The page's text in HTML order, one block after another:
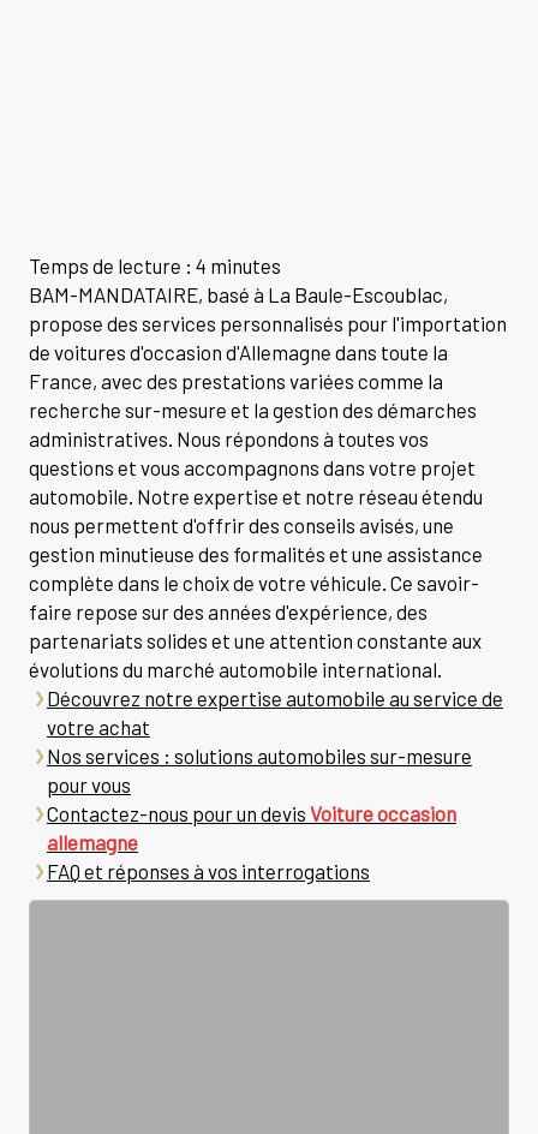
Temps de lecture : 4 minutes
BAM-MANDATAIRE, basé à La Baule-Escoublac,
propose des services personnalisés pour l'importation
de voitures d'occasion d'Allemagne dans toute la
France, avec des prestations variées comme la
recherche sur-mesure et la gestion des démarches
administratives. Nous répondons à toutes vos
questions et vous accompagnons dans votre projet
automobile. Notre expertise et notre réseau étendu
nous permettent d'offrir des conseils avisés, une
gestion minutieuse des formalités et une assistance
complète dans le choix de votre véhicule. Ce savoir-
faire repose sur des années d'expérience, des
partenariats solides et une attention constante aux
évolutions du marché automobile international.
Découvrez notre expertise automobile au service de
votre achat
Nos services : solutions automobiles sur-mesure
pour vous
Contactez-nous pour un devis Voiture occasion
allemagne
FAQ et réponses à vos interrogations